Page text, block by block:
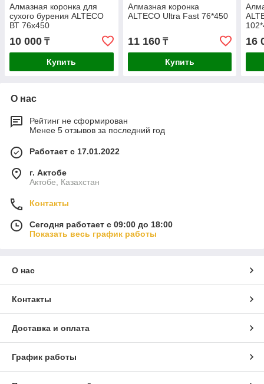
Алмазная коронка для
сухого бурения ALTECO
ВТ 76х450
10 000 ₸
Купить
Алмазная коронка
ALTECO Ultra Fast 76*450
11 160₸
Купить
16
О нас
Рейтинг не сформирован
Менее 5 отзывов за последний год
Работает с 17.01.2022
г. Актобе
Актобе, Казахстан
Контакты
Сегодня работает с 09:00 до 18:00
Показать весь график работы
О нас
Контакты
Доставка и оплата
График работы